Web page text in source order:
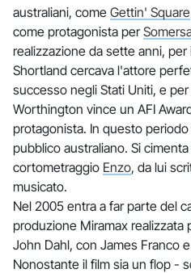
australiani, come Gettin' Square
come protagonista per
realizzazione da sette anni,
Shortland cercava l'attore
successo negli Stati Uniti, e
Worthington vince un AFI
protagonista. In questo
pubblico australiano. Si
cortometraggio Enzo, da lui
musicato.
Nel 2005 entra a far parte del
produzione Miramax realizzata
John Dahl, con James Franco
Nonostante il film sia un flop -